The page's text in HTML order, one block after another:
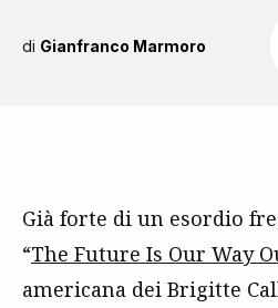
di Gianfranco Marmoro
Già forte di un esordio
“The Future Is Our Way
americana dei Brigitte